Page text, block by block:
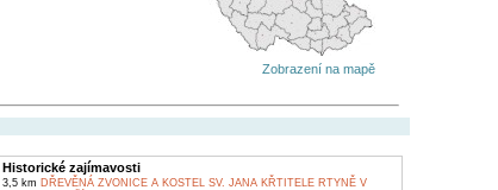
Zobrazení na mapě
Historické zajímavosti
3,5 km DŘEVĚNÁ ZVONICE A KOSTEL SV. JANA KŘTITELE RTYNĚ V